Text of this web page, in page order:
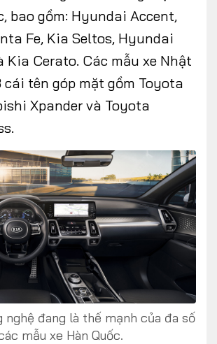
bao gồm: Hyundai Accent,
Fe, Kia Seltos, Hyundai
Kia Cerato. Các mẫu xe Nhật
cái tên góp mặt gồm Toyota
Xpander và Toyota
nghệ đang là thế mạnh của đa số
mẫu xe Hàn Quốc.